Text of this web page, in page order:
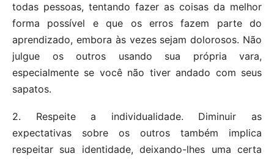
todas pessoas, tentando fazer as coisas da melhor
forma possível e que os erros fazem parte do
aprendizado, embora às vezes sejam dolorosos. Não
julgue os outros usando sua própria vara,
especialmente se você não tiver andado com seus
sapatos.
2. Respeite a individualidade. Diminuir as
expectativas sobre os outros também implica
respeitar sua identidade, deixando-lhes uma certa